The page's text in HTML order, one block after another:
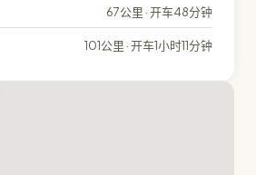
67公里 · 开车48分钟
101公里 · 开车1小时11分钟